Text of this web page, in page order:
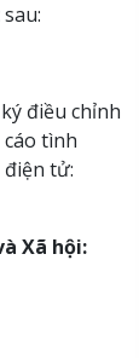
điều chỉnh
cáo tình
tử:
Xã hội: